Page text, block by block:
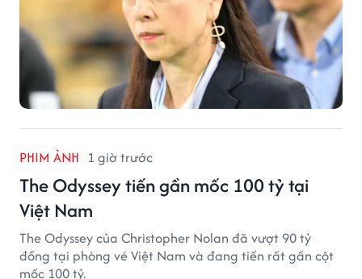
PHIM ẢNH 1 giờ trước
The Odyssey tiến gần mốc 100 tỷ tại
Việt Nam
The Odyssey của Christopher Nolan đã vượt 90 tỷ
đồng tại phòng vé Việt Nam và đang tiến rất gần cột
mốc 100 tỷ.